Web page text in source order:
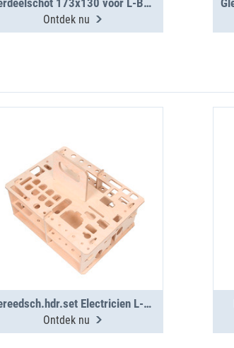
Verdeelschot 173x130 voor L-BOXX 238 G
Ontdek nu
Gereedsch.hdr.set Electricien L-BOXX 374
Ontdek nu